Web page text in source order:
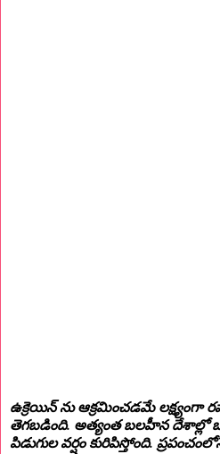
ఉక్రెయిన్ ను ఆక్రమించడమే లక్ష్యంగా
తెగబడింది. అత్యంత బలహీన దేశాల్లో
పిడుగుల వర్షం కురిపిస్తోంది.